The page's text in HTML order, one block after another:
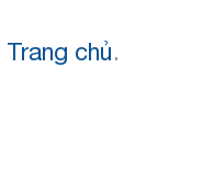
Trang chủ.